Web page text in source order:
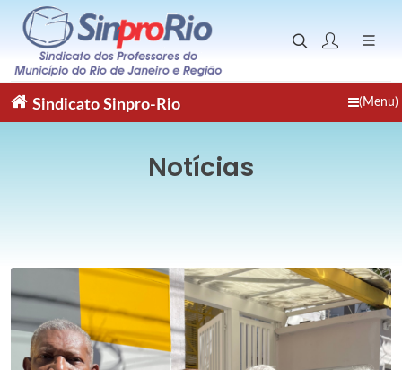
Sindicato Sinpro-Rio (Menu)
Notícias